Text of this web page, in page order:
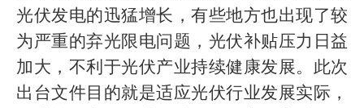
光伏发电的迅猛增长，有些地方也出现了较
为严重的弃光限电问题，光伏补贴压力日益
加大，不利于光伏产业持续健康发展。此次
出台文件目的就是适应光伏行业发展实际，